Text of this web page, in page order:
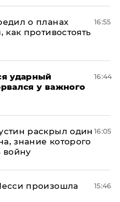
о планах
противостоять
16:55
ударный
у важного
16:44
раскрыл один
знание которого
войну
16:05
произошла
15:46